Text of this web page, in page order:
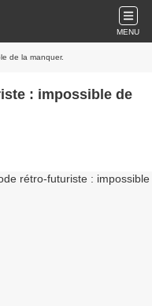
MENU
de la manquer.
: impossible de